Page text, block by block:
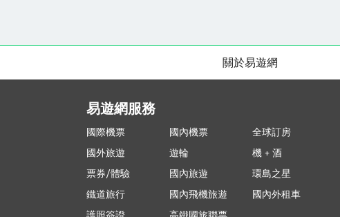
關於易遊網
易遊網服務
國際機票 國內機票
全球訂房
國外旅遊
遊輪
機 + 酒
票券/體驗
國內旅遊
環島之星
鐵道旅行
國內飛機旅遊
國內外租車